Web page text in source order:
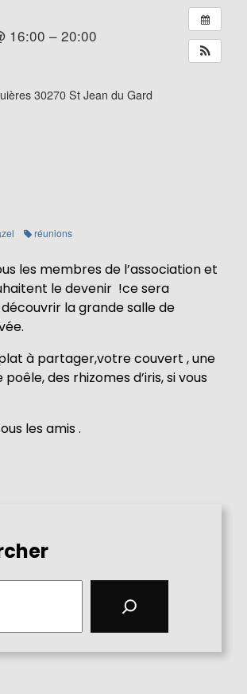
16:00 – 20:00
30270 St Jean du Gard
réunions
les membres de l’association et
le devenir !ce sera
découvrir la grande salle de
à partager,votre couvert , une
des rhizomes d’iris, si vous
les amis .